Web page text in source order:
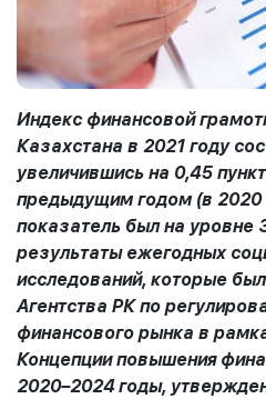
Индекс финансовой
Казахстана в 2021 году
увеличившись на 0,45
предыдущим годом (в 2020
показатель был на уровне
результаты ежегодных
исследований, которые
Агентства РК по
финансового рынка в
Концепции повышения
2020–2024 годы,